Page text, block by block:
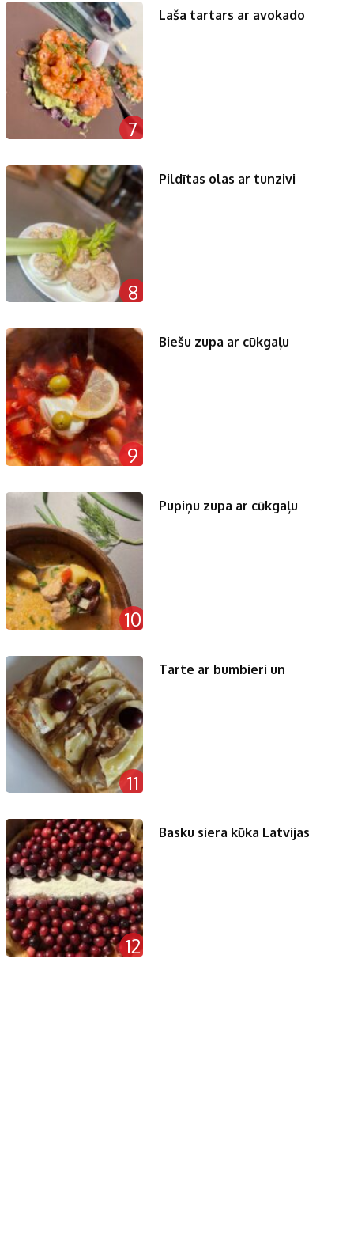
7
Laša tartars ar avokado
8
Pildītas olas ar tunzivi
9
Biešu zupa ar cūkgaļu
10
Pupiņu zupa ar cūkgaļu
11
Tarte ar bumbieri un
12
Basku siera kūka Latvijas